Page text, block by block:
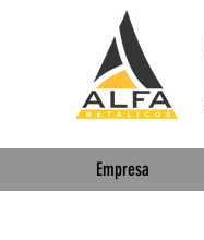
Empresa